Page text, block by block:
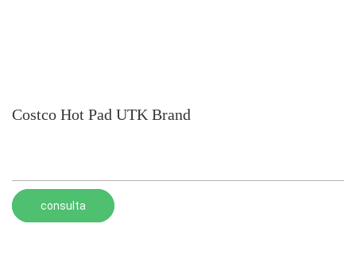
Costco Hot Pad UTK Brand
consulta